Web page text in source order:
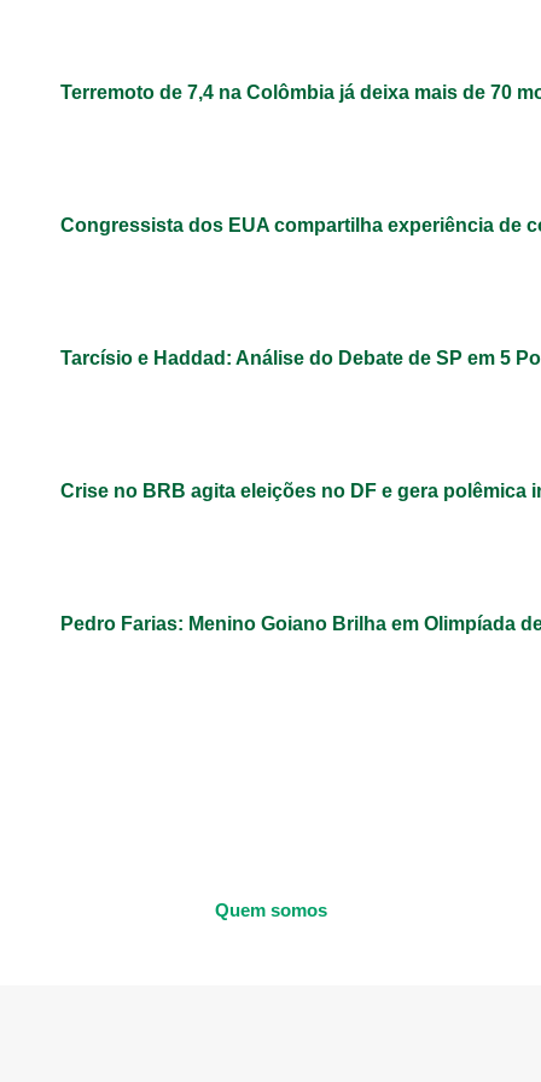
Terremoto de 7,4 na Colômbia já deixa mais de 70
Congressista dos EUA compartilha experiência de
Tarcísio e Haddad: Análise do Debate de SP em 5
Crise no BRB agita eleições no DF e gera polêmica
Pedro Farias: Menino Goiano Brilha em Olimpíada
Quem somos